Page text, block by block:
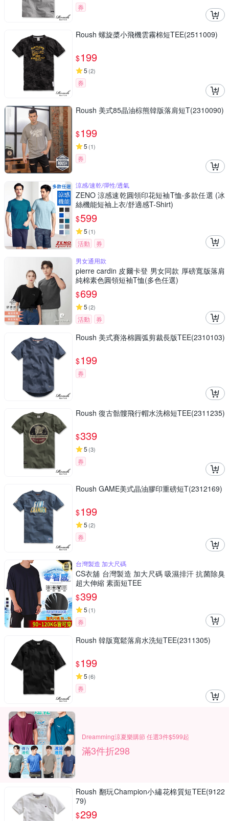
券
Roush 螺旋槳小飛機雲霧棉短TEE(2511009)
$199
5 (2)
券
Roush 美式85晶油棕熊韓版落肩短T(2310090)
$199
5 (1)
券
涼感/速乾/彈性/透氣
ZENO 涼感速乾圓領印花短袖T恤‧多款任選 (冰
絲機能短袖上衣/舒適感T-Shirt)
$599
5 (1)
活動
券
男女通用款
pierre cardin 皮爾卡登 男女同款 厚磅寬版落肩
純棉素色圓領短袖T恤(多色任選)
$699
5 (2)
活動 券
Roush 美式賽洛棉圓弧剪裁長版TEE(2310103)
$199
券
Roush 復古骷髏飛行帽水洗棉短TEE(2311235)
$339
5 (3)
券
Roush GAME美式晶油膠印重磅短T(2312169)
$199
5 (2)
券
台灣製造 加大尺碼
CS衣舖 台灣製造 加大尺碼 吸濕排汗 抗菌除臭
超大伸縮 素面短TEE
$399
5 (1)
券
Roush 韓版寬鬆落肩水洗短TEE(2311305)
$199
5 (6)
券
Dreamming涼夏樂購節 任選3件$599起
滿3件折298
Roush 翻玩Champion小繡花棉質短TEE(9122
79)
$299